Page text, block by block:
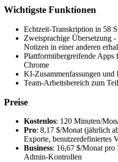
Wichtigste Funktionen
Echtzeit-Transkription in 58
Zweisprachige Übersetzung
Notizen in einer anderen
Plattformübergreifende
Chrome
KI-Zusammenfassungen
Team-Arbeitsbereich zum
Preise
Kostenlos: 120 Minuten/
Pro: 8,17 $/Monat (jährlich
Exporte, benutzerdefiniertes
Business: 16,67 $/Monat pro
Admin-Kontrollen